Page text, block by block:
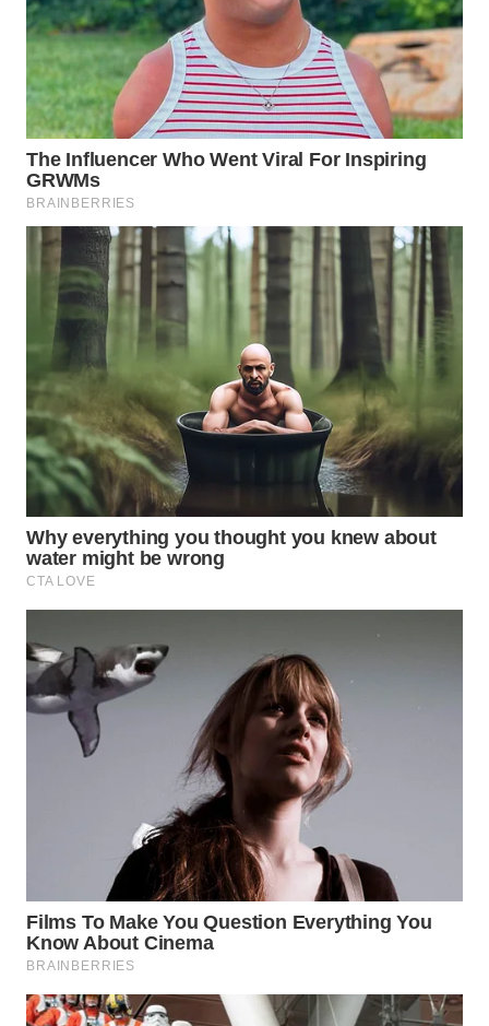
WN
NIAS
WN
LANGKAT
WN
TAPANULI
WN
TANJUNG
LESUNG
WN
KARO
WN
SIMALUNGUN
WN
LABUHANBATU
TAPANULI
TENGAH
WN DELI
SERDANG
PAKPAK
WN
KARAWANG